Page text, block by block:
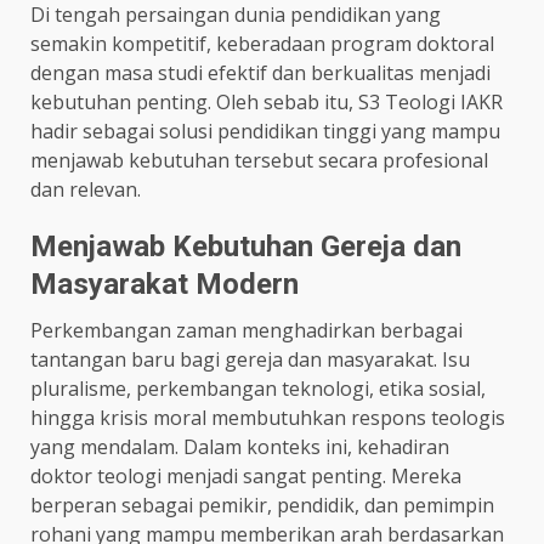
Di tengah persaingan dunia pendidikan yang
semakin kompetitif, keberadaan program doktoral
dengan masa studi efektif dan berkualitas menjadi
kebutuhan penting. Oleh sebab itu, S3 Teologi IAKR
hadir sebagai solusi pendidikan tinggi yang mampu
menjawab kebutuhan tersebut secara profesional
dan relevan.
Menjawab Kebutuhan Gereja dan
Masyarakat Modern
Perkembangan zaman menghadirkan berbagai
tantangan baru bagi gereja dan masyarakat. Isu
pluralisme, perkembangan teknologi, etika sosial,
hingga krisis moral membutuhkan respons teologis
yang mendalam. Dalam konteks ini, kehadiran
doktor teologi menjadi sangat penting. Mereka
berperan sebagai pemikir, pendidik, dan pemimpin
rohani yang mampu memberikan arah berdasarkan